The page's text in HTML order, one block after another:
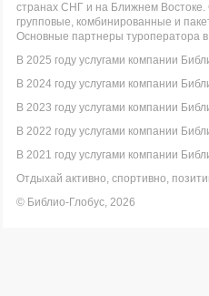
странах СНГ и на Ближнем Востоке.
групповые, комбинированные и
Основные партнеры туроператора
В 2025 году услугами компании
В 2024 году услугами компании
В 2023 году услугами компании
В 2022 году услугами компании
В 2021 году услугами компании
Отдыхай активно, спортивно,
© Библио-Глобус, 2026